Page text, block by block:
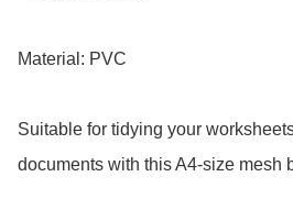
Material: PVC
Suitable for tidying your
documents with this A4-size mesh